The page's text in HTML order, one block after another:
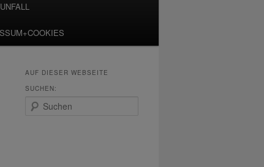
AUF DIESER WEBSEITE
SUCHEN: